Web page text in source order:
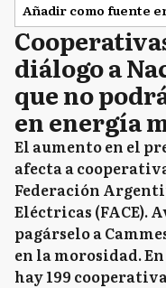
Añadir como fuente
diálogo a
que no
en energía
El aumento en el
afecta a
Federación
Eléctricas (FACE).
pagárselo a
en la morosidad.
hay 199